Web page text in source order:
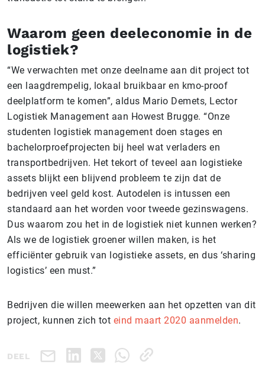
Waarom geen deeleconomie in de
logistiek?
“We verwachten met onze deelname aan dit project tot
een laagdrempelig, lokaal bruikbaar en kmo-proof
deelplatform te komen”, aldus Mario Demets, Lector
Logistiek Management aan Howest Brugge. “Onze
studenten logistiek management doen stages en
bachelorproefprojecten bij heel wat verladers en
transportbedrijven. Het tekort of teveel aan logistieke
assets blijkt een blijvend probleem te zijn dat de
bedrijven veel geld kost. Autodelen is intussen een
standaard aan het worden voor tweede gezinswagens.
Dus waarom zou het in de logistiek niet kunnen werken?
Als we de logistiek groener willen maken, is het
efficiënter gebruik van logistieke assets, en dus ‘sharing
logistics’ een must.”
Bedrijven die willen meewerken aan het opzetten van dit
project, kunnen zich tot eind maart 2020 aanmelden.
DEEL